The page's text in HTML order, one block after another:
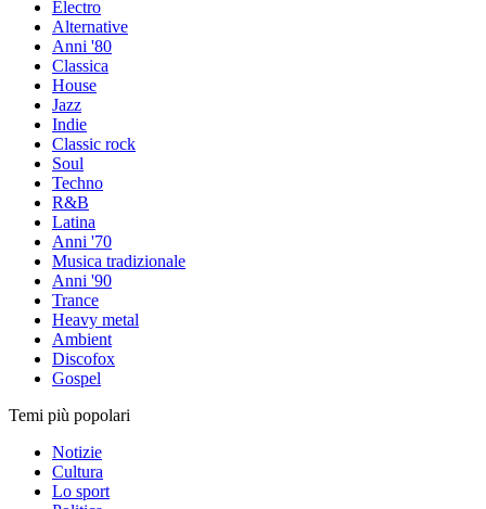
Electro
Alternative
Anni '80
Classica
House
Jazz
Indie
Classic rock
Soul
Techno
R&B
Latina
Anni '70
Musica tradizionale
Anni '90
Trance
Heavy metal
Ambient
Discofox
Gospel
Temi più popolari
Notizie
Cultura
Lo sport